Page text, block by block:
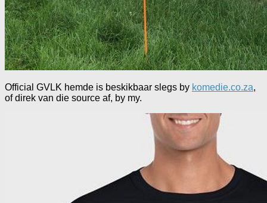
Official GVLK hemde is beskikbaar slegs by komedie.co.za,
of direk van die source af, by my.